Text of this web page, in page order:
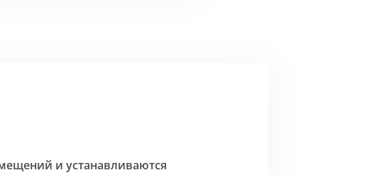
и устанавливаются